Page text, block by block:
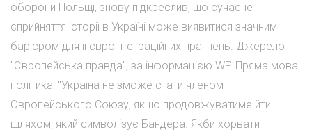
оборони Польщі, знову підкреслив, що сучасне
сприйняття історії в Україні може виявитися значним
бар'єром для її євроінтеграційних прагнень. Джерело:
"Європейська правда", за інформацією WP. Пряма мова
політика: "Україна не зможе стати членом
Європейського Союзу, якщо продовжуватиме йти
шляхом, який символізує Бандера. Якби хорвати